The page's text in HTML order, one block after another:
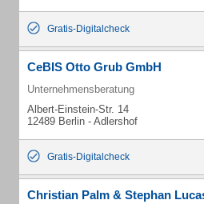
Gratis-Digitalcheck
CeBIS Otto Grub GmbH
Unternehmensberatung
Albert-Einstein-Str. 14
12489 Berlin - Adlershof
Gratis-Digitalcheck
Christian Palm & Stephan